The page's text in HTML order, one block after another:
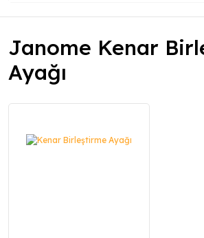
Janome Kenar
Ayağı